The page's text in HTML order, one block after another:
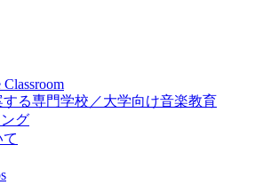
する専門学校／大学向け音楽教育
グ
て